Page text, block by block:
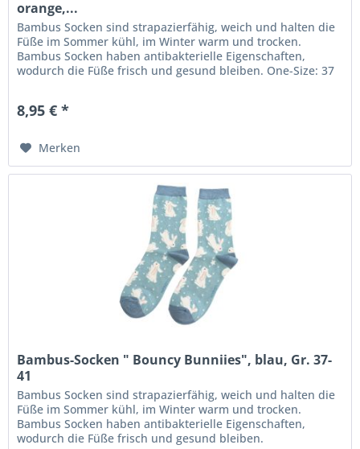
orange,...
Bambus Socken sind strapazierfähig, weich und halten die
Füße im Sommer kühl, im Winter warm und trocken.
Bambus Socken haben antibakterielle Eigenschaften,
wodurch die Füße frisch und gesund bleiben. One-Size: 37
8,95 € *
Merken
Bambus-Socken " Bouncy Bunniies", blau, Gr. 37-
41
Bambus Socken sind strapazierfähig, weich und halten die
Füße im Sommer kühl, im Winter warm und trocken.
Bambus Socken haben antibakterielle Eigenschaften,
wodurch die Füße frisch und gesund bleiben.